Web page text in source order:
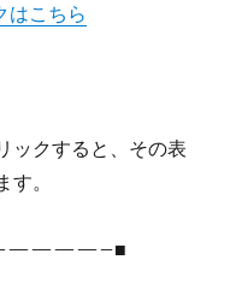
はこちら
ックすると、その表
。